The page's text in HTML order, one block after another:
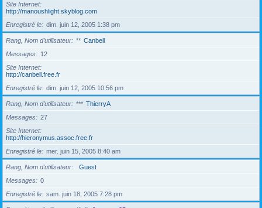
Site Internet
http://manoushlight.skyblog.com
Enregistré le
dim. juin 12, 2005 1:38 pm
Rang, Nom d’utilisateur ** Canbell
Messages
12
Site Internet
http://canbell.free.fr
Enregistré le
dim. juin 12, 2005 10:56 pm
Rang, Nom d’utilisateur *** ThierryA
Messages
27
Site Internet
http://hieronymus.assoc.free.fr
Enregistré le
mer. juin 15, 2005 8:40 am
Rang, Nom d’utilisateur
Guest
Messages
0
Enregistré le
sam. juin 18, 2005 7:28 pm